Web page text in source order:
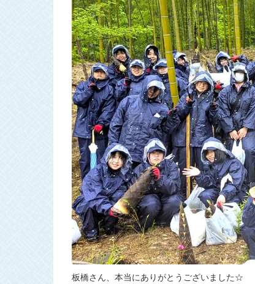
板橋さん、本当にありがとうございました☆